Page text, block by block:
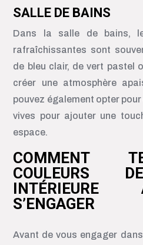
SALLE DE BAINS
Dans la salle de bains,
rafraîchissantes sont
de bleu clair, de vert pastel
créer une atmosphère
pouvez également opter
vives pour ajouter une
espace.
COMMENT
COULEURS
S’ENGAGER
Avant de vous engager